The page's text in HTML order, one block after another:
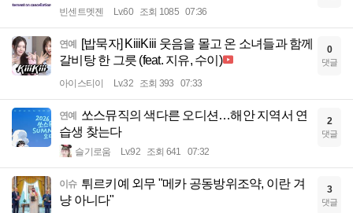
빈센트멧젠 Lv.60 조회 1085 07:36
연예
[밥묵자] KiiiKiii 웃음을 몰고 온 소녀들과 함께
갈비탕 한 그릇 (feat. 지유, 수이)
아이스티이 Lv.32 조회 393 07:33
0
댓글
연예
쏘스뮤직의 색다른 오디션…해안 지역서 연
습생 찾는다
슬기로움 Lv.92 조회 641 07:32
2
댓글
이슈 튀르키예 외무 "메카 공동방위조약, 이란 겨
냥 아니다"
3
댓글